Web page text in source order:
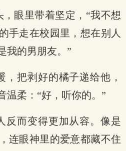
，眼里带着坚定，“我不想
手走在校园里，想在别人
我的男朋友。”
，把剥好的橘子递给他，
温柔：“好，听你的。”
反而变得更加从容。像是
连眼神里的爱意都藏不住